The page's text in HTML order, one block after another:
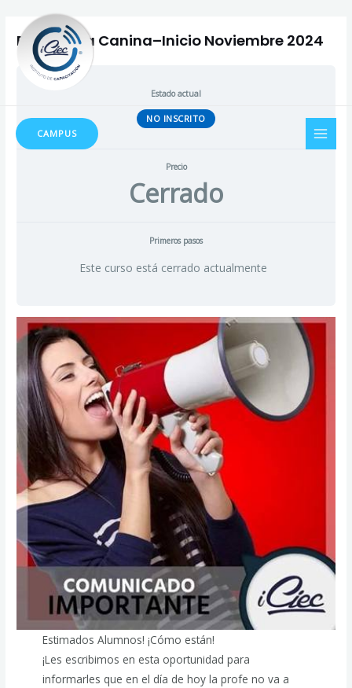
contenido
CAMPUS
Peluqueria Canina–Inicio Noviembre 2024
Estado actual
NO INSCRITO
Precio
Cerrado
Primeros pasos
Este curso está cerrado actualmente
Estimados Alumnos! ¡Cómo están!
¡Les escribimos en esta oportunidad para
informarles que en el día de hoy la profe no va a